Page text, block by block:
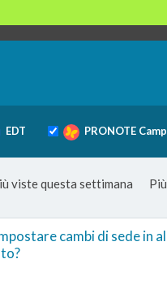
EDT PRONOTE
viste questa settimana
cambi di sede in